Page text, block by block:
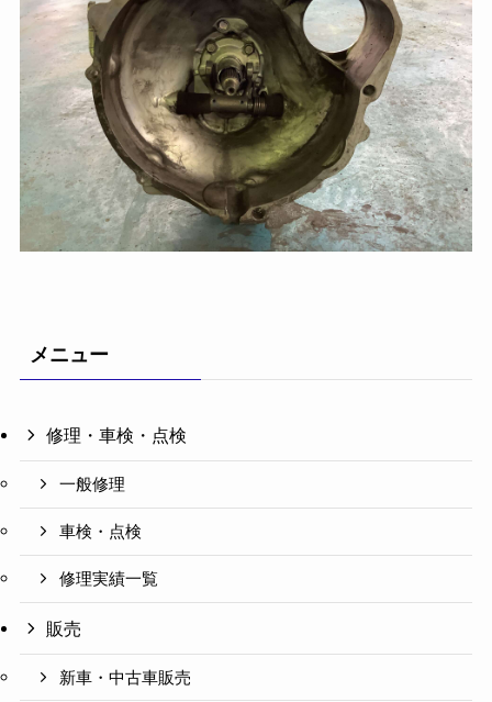
メニュー
修理・車検・点検
一般修理
車検・点検
修理実績一覧
販売
新車・中古車販売